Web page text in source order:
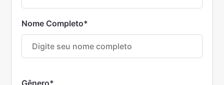
Nome Completo*
Gênero*